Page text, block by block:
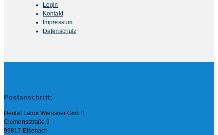
Login
Kontakt
Impressum
Datenschutz
Postanschrift:
Dental Labor Wiessner GmbH
Clemensstraße 9
99817 Eisenach